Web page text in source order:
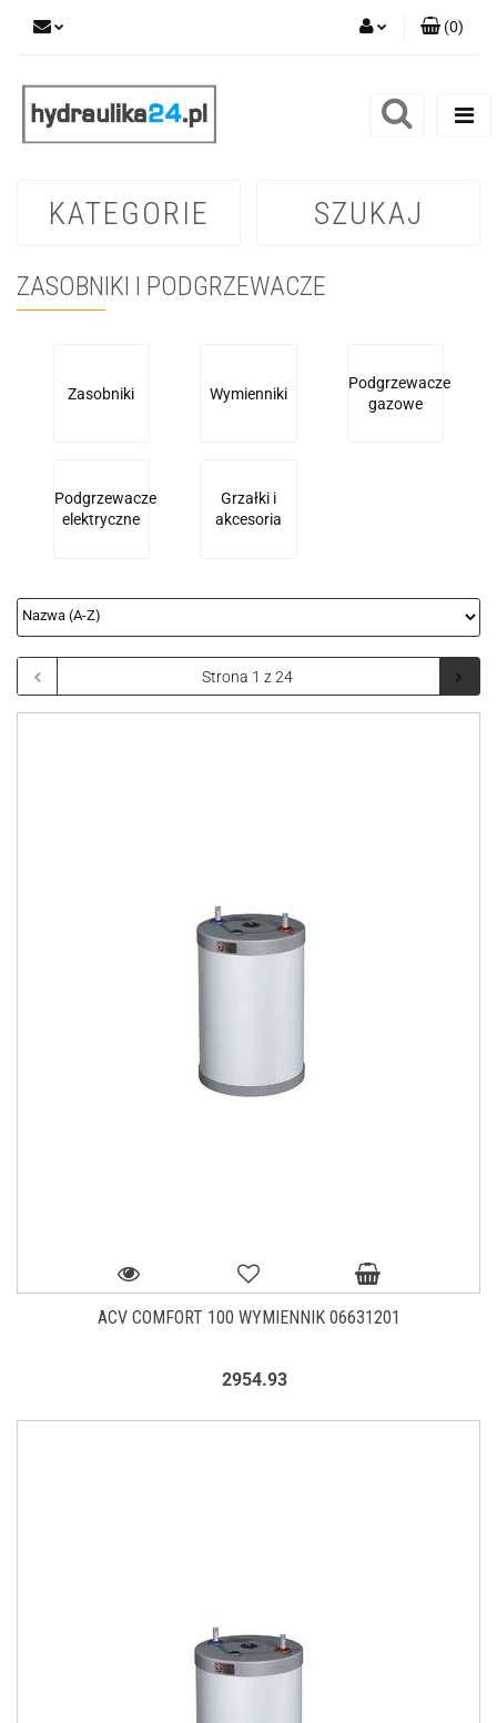
Zarejestruj się
(0)
KATEGORIE SZUKAJ
ZASOBNIKI I PODGRZEWACZE
Zasobniki Wymienniki
Podgrzewacze
gazowe
Podgrzewacze
elektryczne
Grzałki i
akcesoria
ACV COMFORT 100 WYMIENNIK 06631201
2954.93